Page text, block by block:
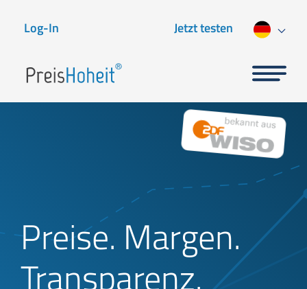
Log-In Jetzt testen
Preise. Margen.
Transparenz.